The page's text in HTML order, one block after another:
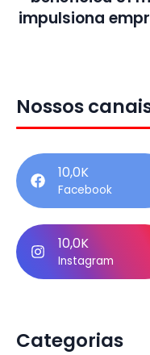
impulsiona
Nossos
10,0K
Facebook
10,0K
Instagram
Categorias